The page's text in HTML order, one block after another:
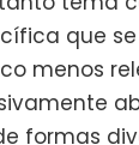
que
menos
formas